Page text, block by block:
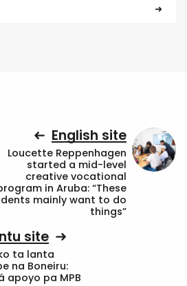
English site
Loucette Reppenhagen
started a mid-level
creative vocational
in Aruba: “These
mainly want to do
things”
site
ta lanta
na Boneiru:
apoyo pa MPB